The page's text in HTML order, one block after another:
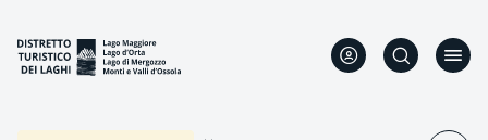
contenu
principal